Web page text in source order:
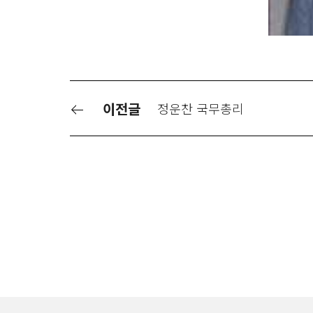
이전글 정운찬 국무총리